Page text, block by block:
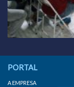
PORTAL
A EMPRESA